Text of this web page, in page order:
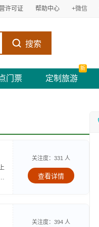
许可证 帮助中心 +微信
搜索
门票 定制旅游
新
关注度：331 人
查看详情
关注度：394 人